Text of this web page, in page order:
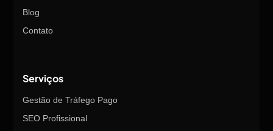
Blog
Contato
Serviços
Gestão de Tráfego Pago
SEO Profissional